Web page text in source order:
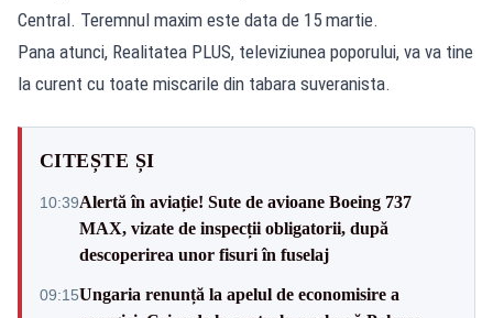
Central. Teremnul maxim este data de 15 martie.
Pana atunci, Realitatea PLUS, televiziunea poporului, va va tine
la curent cu toate miscarile din tabara suveranista.
CITEȘTE ȘI
10:39Alertă în aviație! Sute de avioane Boeing 737
MAX, vizate de inspecții obligatorii, după
descoperirea unor fisuri în fuselaj
09:15Ungaria renunță la apelul de economisire a